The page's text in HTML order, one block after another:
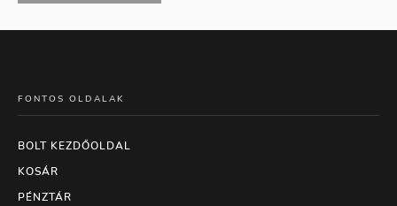
FONTOS OLDALAK
BOLT KEZDŐOLDAL
KOSÁR
PÉNZTÁR